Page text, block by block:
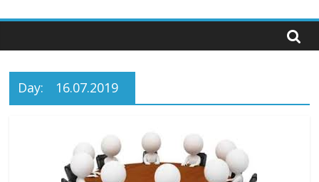
Day: 16.07.2019